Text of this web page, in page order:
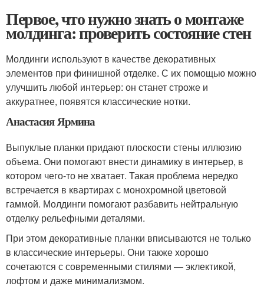
Первое, что нужно знать о монтаже
молдинга: проверить состояние стен
Молдинги используют в качестве декоративных
элементов при финишной отделке. С их помощью можно
улучшить любой интерьер: он станет строже и
аккуратнее, появятся классические нотки.
Анастасия Ярмина
Выпуклые планки придают плоскости стены иллюзию
объема. Они помогают внести динамику в интерьер, в
котором чего-то не хватает. Такая проблема нередко
встречается в квартирах с монохромной цветовой
гаммой. Молдинги помогают разбавить нейтральную
отделку рельефными деталями.
При этом декоративные планки вписываются не только
в классические интерьеры. Они также хорошо
сочетаются с современными стилями — эклектикой,
лофтом и даже минимализмом.